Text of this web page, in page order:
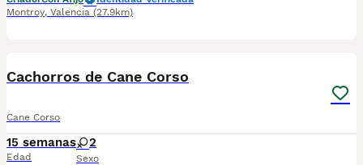
Montroy, Valencia (27.9km)
Cachorros de Cane Corso
Cane Corso
15 semanas
Edad
2
Sexo